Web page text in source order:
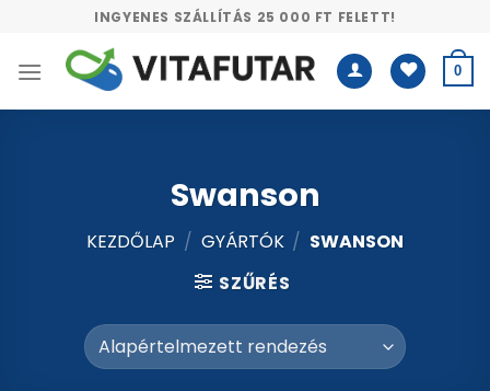
content
INGYENES SZÁLLÍTÁS 25 000 FT FELETT!
0
Swanson
KEZDŐLAP / GYÁRTÓK / SWANSON
SZŰRÉS